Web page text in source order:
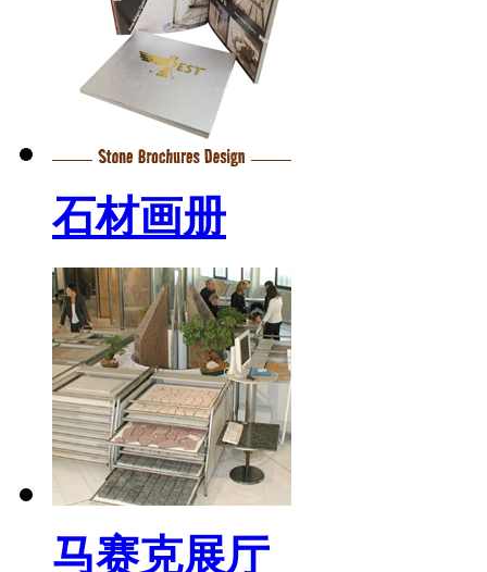
石材画册
马赛克展厅